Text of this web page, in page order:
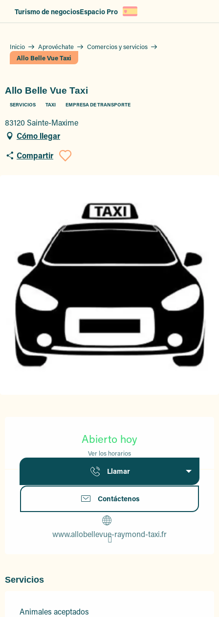
Turismo de negociosEspacio Pro
Inicio Aprovéchate
Comercios y servicios
Allo Belle Vue Taxi
Allo Belle Vue Taxi
SERVICIOS TAXI EMPRESA DE TRANSPORTE
83120 Sainte-Maxime
Cómo llegar
Compartir
Ajouter aux
Abierto hoy
Ver los horarios
Llamar
Contáctenos
www.allobellevue-raymond-taxi.fr
Servicios
Animales aceptados